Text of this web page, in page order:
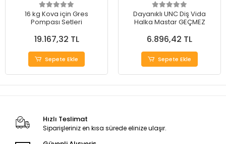
16 kg Kova için Gres
Pompası Setleri
19.167,32 TL
Sepete Ekle
Dayanıklı UNC Diş Vida
Halka Mastar GEÇMEZ
6.896,42 TL
Sepete Ekle
Hızlı Teslimat
Siparişleriniz en kısa sürede elinize ulaşır.